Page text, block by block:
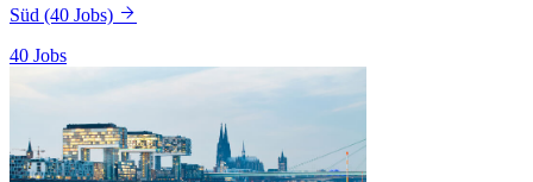
Süd (40 Jobs)
40 Jobs